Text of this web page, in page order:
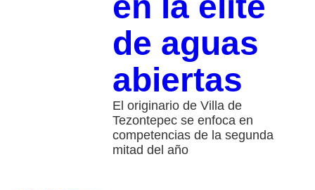
de aguas
abiertas
El originario de Villa de
Tezontepec se enfoca en
competencias de la segunda
mitad del año